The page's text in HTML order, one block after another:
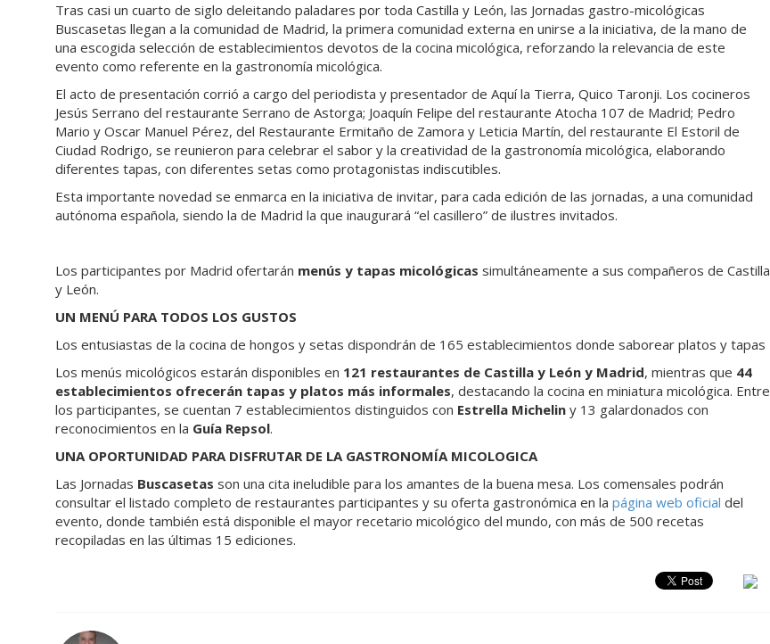
Tras casi un cuarto de siglo deleitando paladares por toda Castilla y León, las Jornadas gastro-micológicas
Buscasetas llegan a la comunidad de Madrid, la primera comunidad externa en unirse a la iniciativa, de la mano de
una escogida selección de establecimientos devotos de la cocina micológica, reforzando la relevancia de este
evento como referente en la gastronomía micológica.
El acto de presentación corrió a cargo del periodista y presentador de Aquí la Tierra, Quico Taronji. Los cocineros
Jesús Serrano del restaurante Serrano de Astorga; Joaquín Felipe del restaurante Atocha 107 de Madrid; Pedro
Mario y Oscar Manuel Pérez, del Restaurante Ermitaño de Zamora y Leticia Martín, del restaurante El Estoril de
Ciudad Rodrigo, se reunieron para celebrar el sabor y la creatividad de la gastronomía micológica, elaborando
diferentes tapas, con diferentes setas como protagonistas indiscutibles.
Esta importante novedad se enmarca en la iniciativa de invitar, para cada edición de las jornadas, a una comunidad
autónoma española, siendo la de Madrid la que inaugurará “el casillero” de ilustres invitados.
Los participantes por Madrid ofertarán menús y tapas micológicas simultáneamente a sus compañeros de Castilla
y León.
UN MENÚ PARA TODOS LOS GUSTOS
Los entusiastas de la cocina de hongos y setas dispondrán de 165 establecimientos donde saborear platos y tapas
Los menús micológicos estarán disponibles en 121 restaurantes de Castilla y León y Madrid, mientras que 44
establecimientos ofrecerán tapas y platos más informales, destacando la cocina en miniatura micológica. Entre
los participantes, se cuentan 7 establecimientos distinguidos con Estrella Michelin y 13 galardonados con
reconocimientos en la Guía Repsol.
UNA OPORTUNIDAD PARA DISFRUTAR DE LA GASTRONOMÍA MICOLOGICA
Las Jornadas Buscasetas son una cita ineludible para los amantes de la buena mesa. Los comensales podrán
consultar el listado completo de restaurantes participantes y su oferta gastronómica en la página web oficial del
evento, donde también está disponible el mayor recetario micológico del mundo, con más de 500 recetas
recopiladas en las últimas 15 ediciones.